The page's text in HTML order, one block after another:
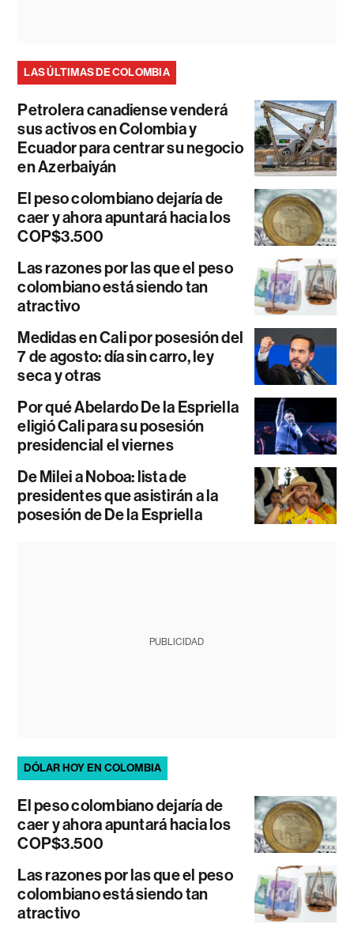
LAS ÚLTIMAS DE COLOMBIA
Petrolera canadiense venderá
sus activos en Colombia y
Ecuador para centrar su negocio
en Azerbaiyán
El peso colombiano dejaría de
caer y ahora apuntará hacia los
COP$3.500
Las razones por las que el peso
colombiano está siendo tan
atractivo
Medidas en Cali por posesión del
7 de agosto: día sin carro, ley
seca y otras
Por qué Abelardo De la Espriella
eligió Cali para su posesión
presidencial el viernes
De Milei a Noboa: lista de
presidentes que asistirán a la
posesión de De la Espriella
PUBLICIDAD
DÓLAR HOY EN COLOMBIA
El peso colombiano dejaría de
caer y ahora apuntará hacia los
COP$3.500
Las razones por las que el peso
colombiano está siendo tan
atractivo